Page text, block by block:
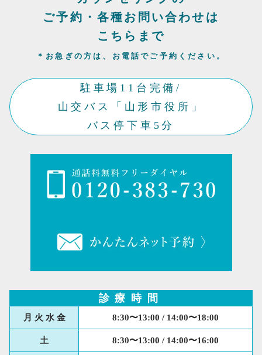
ご予約・各種お問い合わせは
こちらまで
＊お急ぎの方は、お電話でご予約ください。
駐車場11台完備/
山交バス「山形市役所」
バス停下車5分
診療時間
月 火 水 金 8:30〜13:00 / 14:00〜18:00
土 8:30〜13:00 / 14:00〜16:00